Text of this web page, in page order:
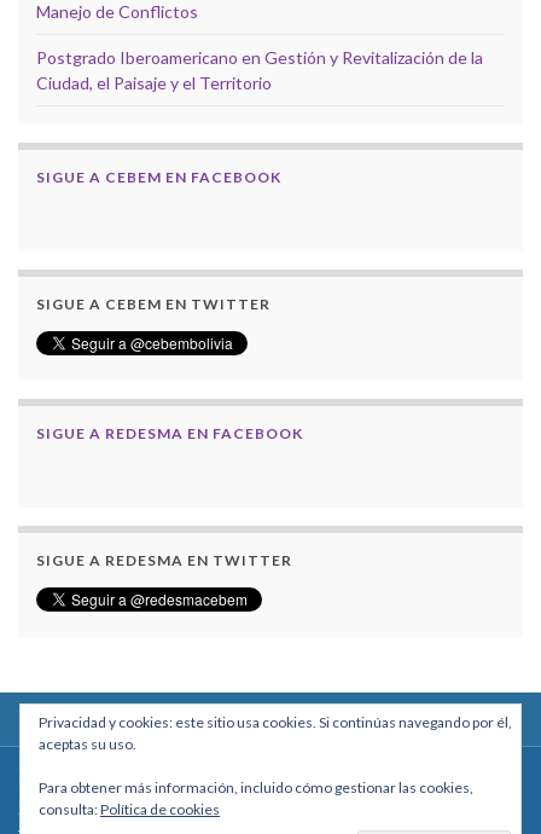
Manejo de Conflictos
Postgrado Iberoamericano en Gestión y Revitalización de la
Ciudad, el Paisaje y el Territorio
SIGUE A CEBEM EN FACEBOOK
SIGUE A CEBEM EN TWITTER
SIGUE A REDESMA EN FACEBOOK
SIGUE A REDESMA EN TWITTER
Calle Macario Pinilla # 2588 esq. Av. Arce, Edificio Arcadia, Mezzanine, Of. 101
- La Paz, Bolivia
Privacidad y cookies: este sitio usa cookies. Si continúas navegando por él,
aceptas su uso.
Para obtener más información, incluido cómo gestionar las cookies,
consulta:Política de cookies